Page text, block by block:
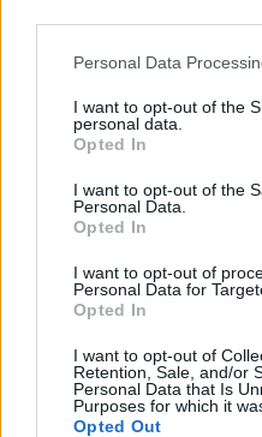
Personal Data
I want to opt-out of the
personal data.
Opted In
I want to opt-out of the
Personal Data.
Opted In
I want to opt-out of
Personal Data for
Opted In
I want to opt-out of
Retention, Sale, and/or
Personal Data that Is
Purposes for which it
Opted Out
Το αριστούργημα που
και που μπορείς να
ΠΡΙΝ 171 ΕΒΔΟΜΆΔΕΣ